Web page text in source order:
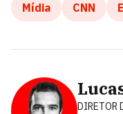
Mídia
CNN
DIRETOR